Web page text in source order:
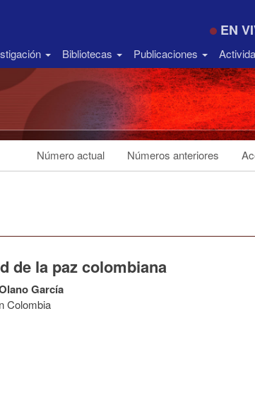
EN
Bibliotecas Publicaciones
Número actual Números anteriores
de la paz colombiana
García
Colombia